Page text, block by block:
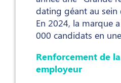
dating géant au sein
En 2024, la marque
000 candidats en
Renforcement de
employeur